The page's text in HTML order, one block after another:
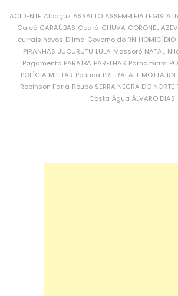
ACIDENTE Alcaçuz ASSALTO ASSEMBLEIA
Caicó CARAÚBAS Ceará CHUVA CORONEL
currais novos Dilma Governo do RN HOMICÍDIO
PIRANHAS JUCURUTU LULA Mossoró NATAL
Pagamento PARAÍBA PARELHAS Parnamirim
POLÍCIA MILITAR Política PRF RAFAEL MOTTA RN
Robinson Faria Roubo SERRA NEGRA DO NORTE
Costa Água ÁLVARO DIAS